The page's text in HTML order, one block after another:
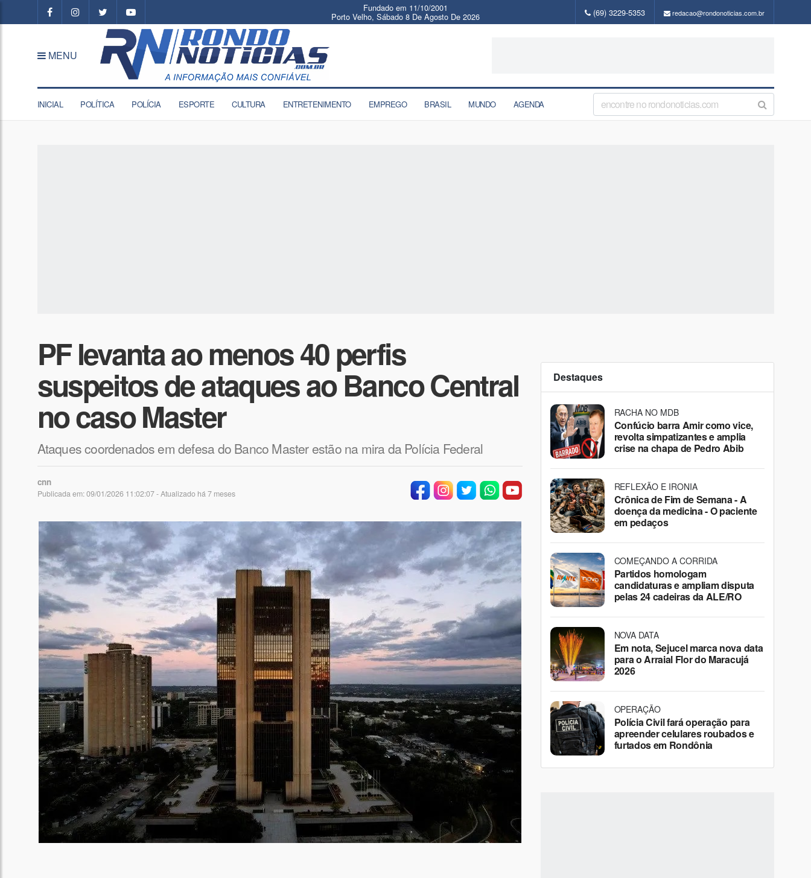
Fundado em 11/10/2001
Porto Velho, Sábado 8 De Agosto De 2026 (69) 3229-5353 redacao@rondonoticias.com.br
MENU
INICIAL POLÍTICA POLÍCIA ESPORTE CULTURA ENTRETENIMENTO EMPREGO BRASIL MUNDO AGENDA
PF levanta ao menos 40 perfis
suspeitos de ataques ao Banco Central
no caso Master
Ataques coordenados em defesa do Banco Master estão na mira da Polícia Federal
cnn
Publicada em: 09/01/2026 11:02:07 - Atualizado há 7 meses
Destaques
RACHA NO MDB
Confúcio barra Amir como vice,
revolta simpatizantes e amplia
crise na chapa de Pedro Abib
REFLEXÃO E IRONIA
Crônica de Fim de Semana - A
doença da medicina - O paciente
em pedaços
COMEÇANDO A CORRIDA
Partidos homologam
candidaturas e ampliam disputa
pelas 24 cadeiras da ALE/RO
NOVA DATA
Em nota, Sejucel marca nova data
para o Arraial Flor do Maracujá
2026
OPERAÇÃO
Polícia Civil fará operação para
apreender celulares roubados e
furtados em Rondônia